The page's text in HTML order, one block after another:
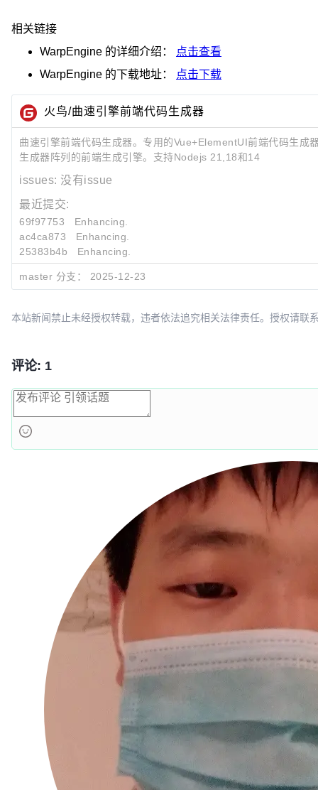
相关链接
WarpEngine 的详细介绍：
点击查看
WarpEngine 的下载地址： 点击下载
火鸟/曲速引擎前端代码生成器
曲速引擎前端代码生成器。专用的Vue+ElementUI前端代码生成
生成器阵列的前端生成引擎。支持Nodejs 21,18和14
issues: 没有issue
最近提交:
69f97753
Enhancing.
ac4ca873
Enhancing.
25383b4b
Enhancing.
master 分支： 2025-12-23
本站新闻禁止未经授权转载，违者依法追究相关法律责任。授权请联
评论: 1